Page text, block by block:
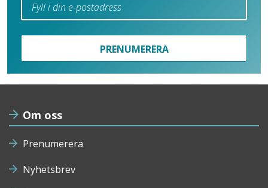
PRENUMERERA
Om oss
Prenumerera
Nyhetsbrev